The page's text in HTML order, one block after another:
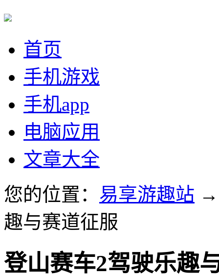
首页
手机游戏
手机app
电脑应用
文章大全
您的位置： 易享游趣站
趣与赛道征服
登山赛车2驾驶乐趣